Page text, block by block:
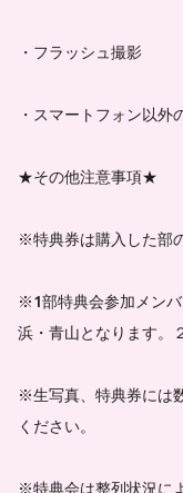
・フラッシュ撮影
・スマートフォン以外
★その他注意事項★
※特典券は購入した部
※1部特典会参加メン
浜・青山となります。
※生写真、特典券には
ください。
※特典会は整列状況に